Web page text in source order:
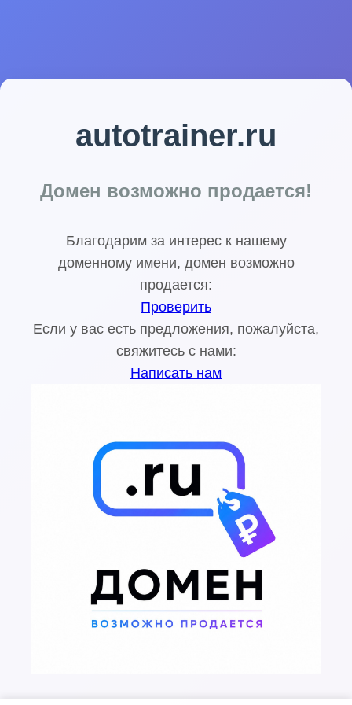
autotrainer.ru
Домен возможно продается!
Благодарим за интерес к нашему
доменному имени, домен возможно
продается:
Проверить
Если у вас есть предложения, пожалуйста,
свяжитесь с нами:
Написать нам